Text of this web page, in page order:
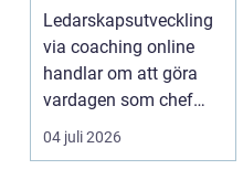
Ledarskapsutveckling
via coaching online
handlar om att göra
vardagen som chef
både mer h...
04 juli 2026